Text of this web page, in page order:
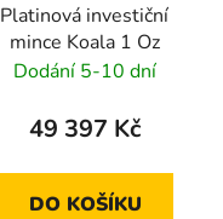
Platinová investiční
mince Koala 1 Oz
Dodání 5-10 dní
49 397 Kč
DO KOŠÍKU